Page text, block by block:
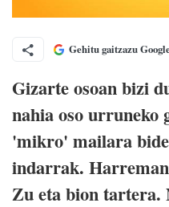
Gehitu gaitzazu
Gizarte osoan bizi
nahia oso urruneko
'mikro' mailara
indarrak.
Zu eta bion tartera.